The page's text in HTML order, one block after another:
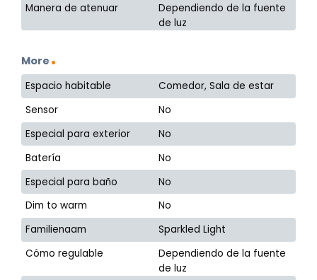
Manera de atenuar
Dependiendo de la fuente
de luz
More
Espacio habitable
Comedor, Sala de estar
Sensor
No
Especial para exterior
No
Batería
No
Especial para baño
No
Dim to warm
No
Familienaam
Sparkled Light
Cómo regulable
Dependiendo de la fuente
de luz